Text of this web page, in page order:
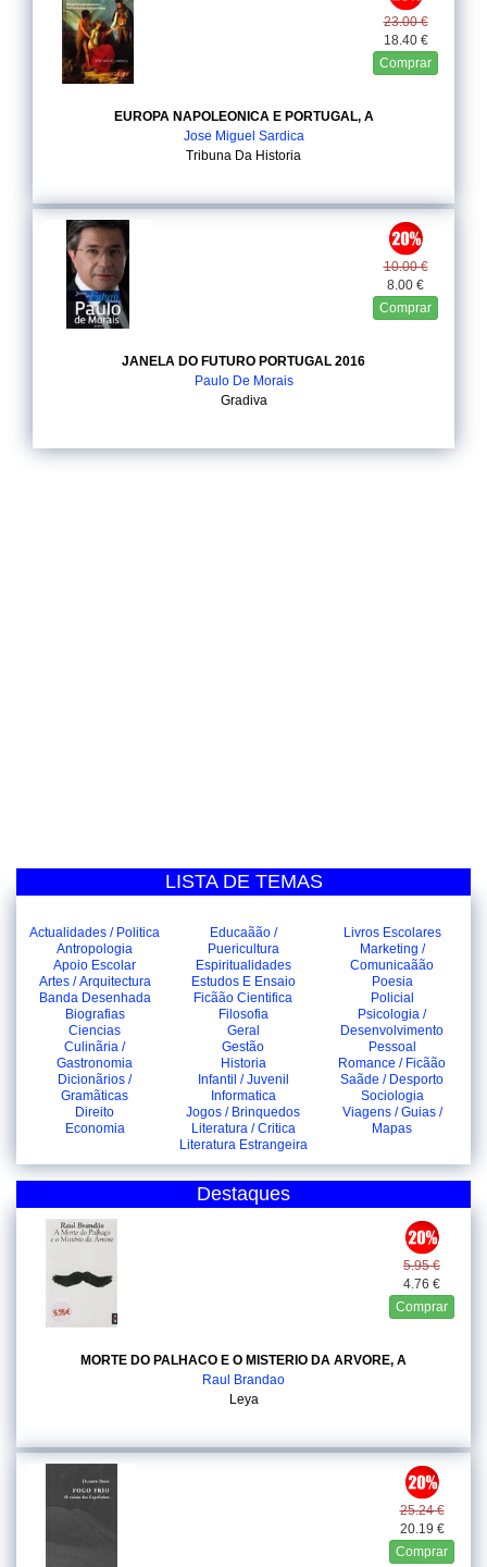
23.00 €
18.40 €
Comprar
EUROPA NAPOLEONICA E PORTUGAL, A
Jose Miguel Sardica
Tribuna Da Historia
10.00 €
8.00 €
Comprar
JANELA DO FUTURO PORTUGAL 2016
Paulo De Morais
Gradiva
LISTA DE TEMAS
Actualidades / Politica
Antropologia
Apoio Escolar
Artes / Arquitectura
Banda Desenhada
Biografias
Ciencias
Culinãria /
Gastronomia
Dicionãrios /
Gramãticas
Direito
Economia
Educaãão /
Puericultura
Espiritualidades
Estudos E Ensaio
Ficãão Cientifica
Filosofia
Geral
Gestão
Historia
Infantil / Juvenil
Informatica
Jogos / Brinquedos
Literatura / Critica
Literatura Estrangeira
Livros Escolares
Marketing /
Comunicaãão
Poesia
Policial
Psicologia /
Desenvolvimento
Pessoal
Romance / Ficãão
Saãde / Desporto
Sociologia
Viagens / Guias /
Mapas
Destaques
5.95 €
4.76 €
Comprar
MORTE DO PALHACO E O MISTERIO DA ARVORE, A
Raul Brandao
Leya
25.24 €
20.19 €
Comprar